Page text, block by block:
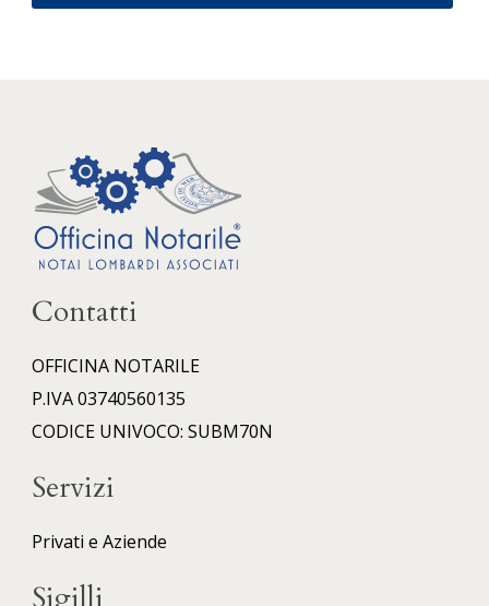
Contatti
OFFICINA NOTARILE
P.IVA 03740560135
CODICE UNIVOCO: SUBM70N
Servizi
Privati e Aziende
Sigilli